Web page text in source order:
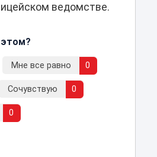
ведомстве.
Мне все равно 0
Сочувствую 0
0